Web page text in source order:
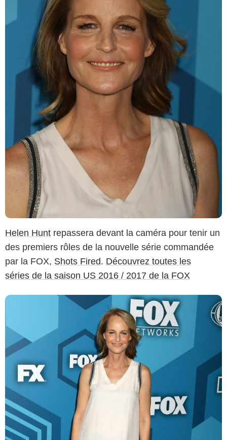
Helen Hunt repassera devant la caméra pour tenir un
des premiers rôles de la nouvelle série commandée
par la FOX, Shots Fired. Découvrez toutes les
séries de la saison US 2016 / 2017 de la FOX